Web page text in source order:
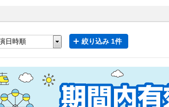
絞り込み 1件